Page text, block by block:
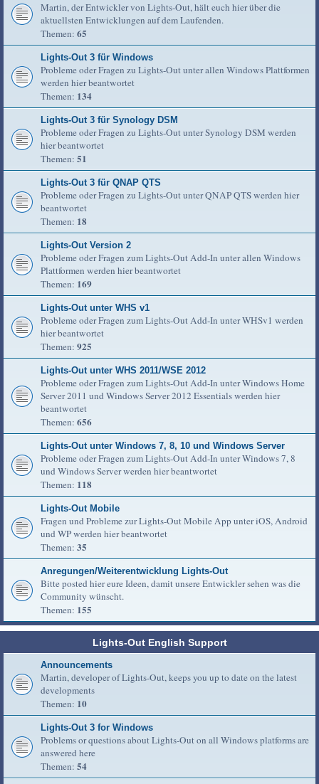
Martin, der Entwickler von Lights-Out, hält euch hier über die
aktuellsten Entwicklungen auf dem Laufenden.
Themen: 65
Lights-Out 3 für Windows
Probleme oder Fragen zu Lights-Out unter allen Windows Plattformen
werden hier beantwortet
Themen: 134
Lights-Out 3 für Synology DSM
Probleme oder Fragen zu Lights-Out unter Synology DSM werden
hier beantwortet
Themen: 51
Lights-Out 3 für QNAP QTS
Probleme oder Fragen zu Lights-Out unter QNAP QTS werden hier
beantwortet
Themen: 18
Lights-Out Version 2
Probleme oder Fragen zum Lights-Out Add-In unter allen Windows
Plattformen werden hier beantwortet
Themen: 169
Lights-Out unter WHS v1
Probleme oder Fragen zum Lights-Out Add-In unter WHSv1 werden
hier beantwortet
Themen: 925
Lights-Out unter WHS 2011/WSE 2012
Probleme oder Fragen zum Lights-Out Add-In unter Windows Home
Server 2011 und Windows Server 2012 Essentials werden hier
beantwortet
Themen: 656
Lights-Out unter Windows 7, 8, 10 und Windows Server
Probleme oder Fragen zum Lights-Out Add-In unter Windows 7, 8
und Windows Server werden hier beantwortet
Themen: 118
Lights-Out Mobile
Fragen und Probleme zur Lights-Out Mobile App unter iOS, Android
und WP werden hier beantwortet
Themen: 35
Anregungen/Weiterentwicklung Lights-Out
Bitte posted hier eure Ideen, damit unsere Entwickler sehen was die
Community wünscht.
Themen: 155
Lights-Out English Support
Announcements
Martin, developer of Lights-Out, keeps you up to date on the latest
developments
Themen: 10
Lights-Out 3 for Windows
Problems or questions about Lights-Out on all Windows platforms are
answered here
Themen: 54